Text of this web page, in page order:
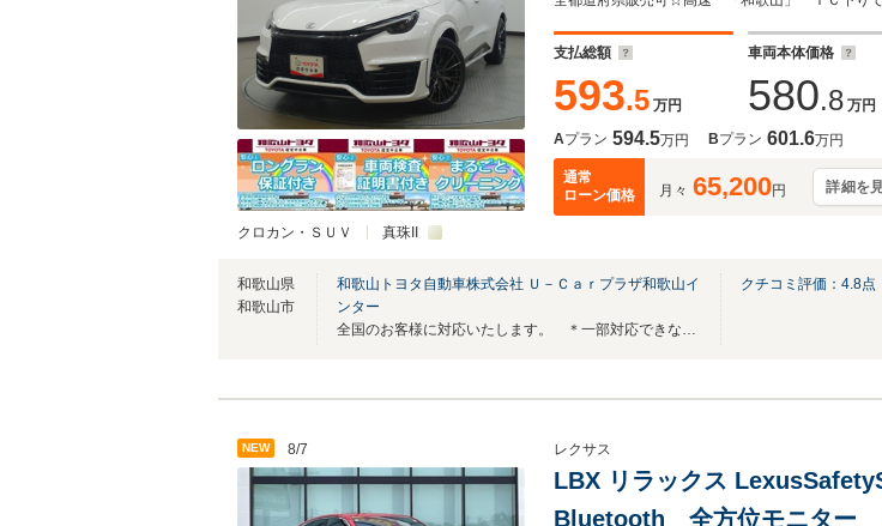
クロカン・ＳＵＶ 真珠II
支払総額
593.5 万円
車両本体価格
580.8 万円
Aプラン 594.5万円 Bプラン 601.6万円
通常
ローン価格
月々 65,200円 詳細を
和歌山県
和歌山市
和歌山トヨタ自動車株式会社 Ｕ－Ｃａｒプラザ和歌山イ
ンター
全国のお客様に対応いたします。 ＊一部対応できない地域もございます。
クチコミ評価： 4.8点
NEW 8/7 レクサス
LBX リラックス
Bluetooth 全方位モニター